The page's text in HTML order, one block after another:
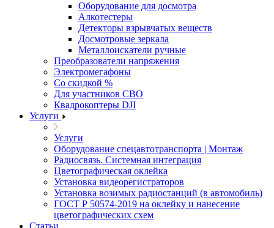
Оборудование для досмотра
Алкотестеры
Детекторы взрывчатых веществ
Досмотровые зеркала
Металлоискатели ручные
Преобразователи напряжения
Электромегафоны
Со скидкой %
Для участников СВО
Квадрокоптеры DJI
Услуги
Услуги
Оборудование спецавтотранспорта | Монтаж
Радиосвязь. Системная интеграция
Цветографическая оклейка
Установка видеорегистраторов
Установка возимых радиостанций (в автомобиль)
ГОСТ Р 50574-2019 на оклейку и нанесение
цветографических схем
Статьи